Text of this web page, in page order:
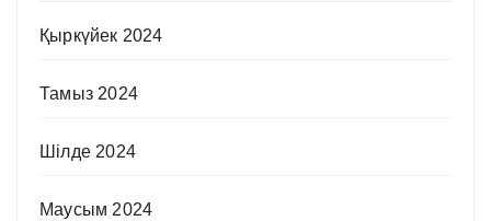
Қыркүйек 2024
Тамыз 2024
Шілде 2024
Маусым 2024